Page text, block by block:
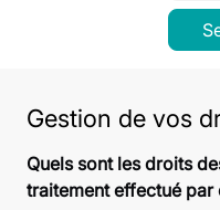
Gestion de vos
Quels sont les droits
traitement effectué par